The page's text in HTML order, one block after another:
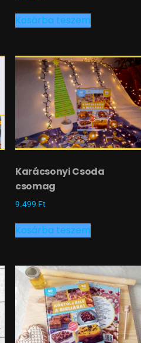
Kosárba teszem
Karácsonyi Csoda
csomag
9.499 Ft
Kosárba teszem